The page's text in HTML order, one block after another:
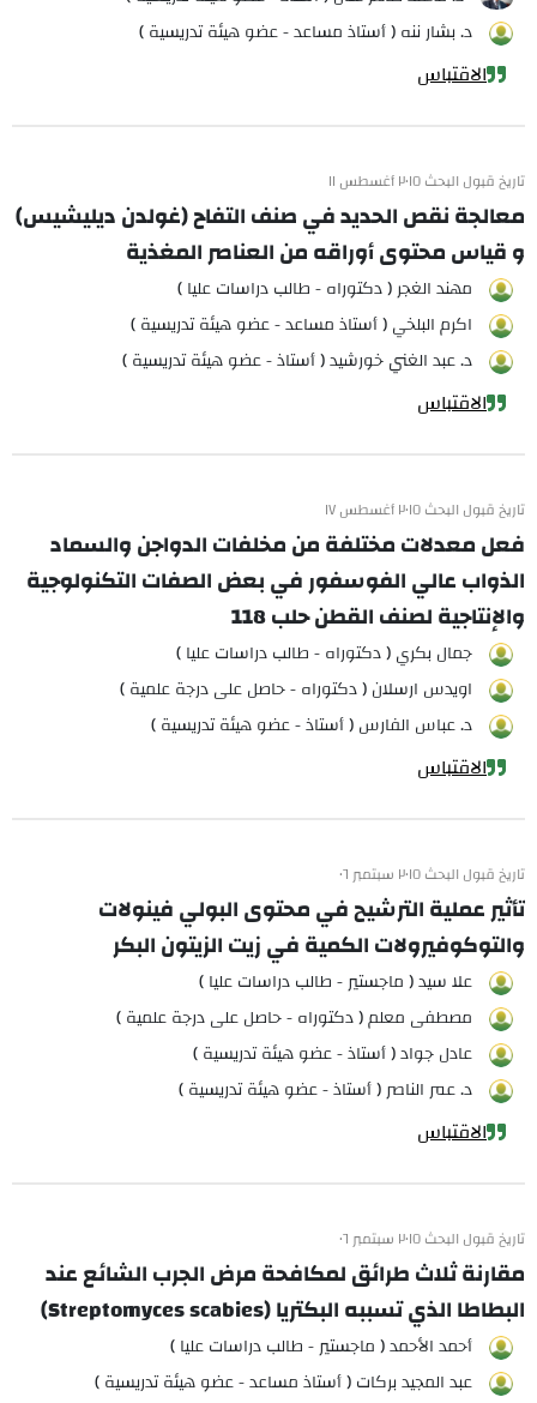
د. بشار ننه ( أستاذ مساعد - عضو هيئة تدريسية )
الاقتباس
تاريخ قبول البحث ٢٠١٥ أغسطس ١١
معالجة نقص الحديد في صنف التفاح (غولدن ديليشيس)
و قياس محتوى أوراقه من العناصر المغذية
مهند الغجر ( دكتوراه - طالب دراسات عليا )
اكرم البلخي ( أستاذ مساعد - عضو هيئة تدريسية )
د. عبد الغني خورشيد ( أستاذ - عضو هيئة تدريسية )
الاقتباس
تاريخ قبول البحث ٢٠١٥ أغسطس ١٧
فعل معدلات مختلفة من مخلفات الدواجن والسماد
الذواب عالي الفوسفور في بعض الصفات التكنولوجية
والإنتاجية لصنف القطن حلب 118
جمال بكري ( دكتوراه - طالب دراسات عليا )
اويدس ارسلان ( دكتوراه - حاصل على درجة علمية )
د. عباس الفارس ( أستاذ - عضو هيئة تدريسية )
الاقتباس
تاريخ قبول البحث ٢٠١٥ سبتمبر ٠٦
تأثير عملية الترشيح في محتوى البولي فينولات
والتوكوفيرولات الكمية في زيت الزيتون البكر
علا سيد ( ماجستير - طالب دراسات عليا )
مصطفى معلم ( دكتوراه - حاصل على درجة علمية )
عادل جواد ( أستاذ - عضو هيئة تدريسية )
د. عمر الناصر ( أستاذ - عضو هيئة تدريسية )
الاقتباس
تاريخ قبول البحث ٢٠١٥ سبتمبر ٠٦
مقارنة ثلاث طرائق لمكافحة مرض الجرب الشائع عند
البطاطا الذي تسببه البكتريا (Streptomyces scabies)
أحمد الأحمد ( ماجستير - طالب دراسات عليا )
عبد المجيد بركات ( أستاذ مساعد - عضو هيئة تدريسية )